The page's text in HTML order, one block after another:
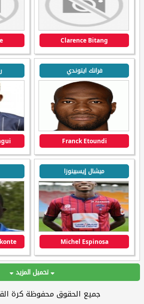
Clarence Bitang
فرانك ايتوندي
Franck Etoundi
ميشال إيسبينوزا
Michel Espinosa
تحميل المزيد
جميع الحقوق محفوظة كرة القدم